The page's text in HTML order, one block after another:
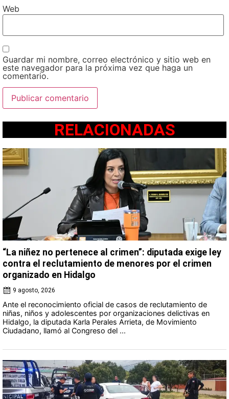
Web
Guardar mi nombre, correo electrónico y sitio web en
este navegador para la próxima vez que haga un
comentario.
RELACIONADAS
“La niñez no pertenece al crimen”: diputada exige ley
contra el reclutamiento de menores por el crimen
organizado en Hidalgo
9 agosto, 2026
Ante el reconocimiento oficial de casos de reclutamiento de
niñas, niños y adolescentes por organizaciones delictivas en
Hidalgo, la diputada Karla Perales Arrieta, de Movimiento
Ciudadano, llamó al Congreso del ...